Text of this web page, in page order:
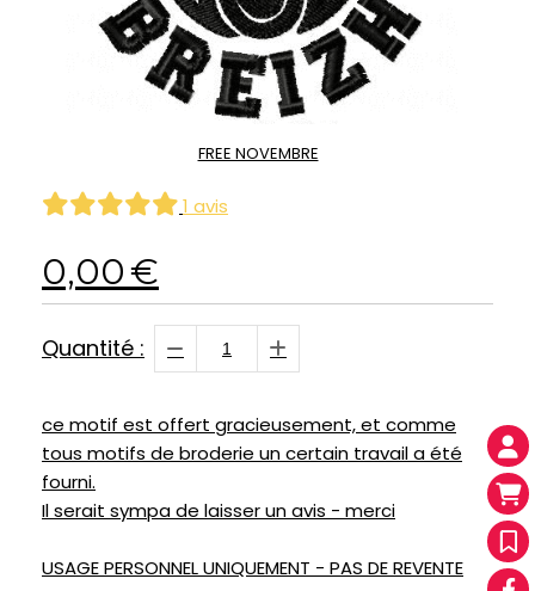
FREE NOVEMBRE
1 avis
0,00€
Quantité :
ce motif est offert gracieusement, et comme
tous motifs de broderie un certain travail a été
fourni.
Il serait sympa de laisser un avis - merci
USAGE PERSONNEL UNIQUEMENT - PAS DE REVENTE